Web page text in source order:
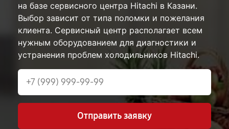
на базе сервисного центра Hitachi в Казани.
Выбор зависит от типа поломки и пожелания
клиента. Сервисный центр располагает всем
нужным оборудованием для диагностики и
устранения проблем холодильников Hitachi.
Отправить заявку